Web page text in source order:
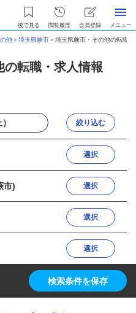
後で見る 閲覧履歴 会員登録 メニュー
他＞埼玉県蕨市＞埼玉県蕨市・その他の転職
の転職・求人情報
絞り込む
選択
市) 選択
選択
選択
検索条件を保存